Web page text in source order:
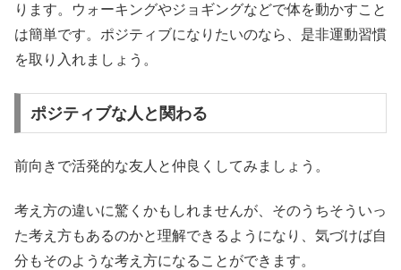
ります。ウォーキングやジョギングなどで体を動かすこと
は簡単です。ポジティブになりたいのなら、是非運動習慣
を取り入れましょう。
ポジティブな人と関わる
前向きで活発的な友人と仲良くしてみましょう。
考え方の違いに驚くかもしれませんが、そのうちそういっ
た考え方もあるのかと理解できるようになり、気づけば自
分もそのような考え方になることができます。